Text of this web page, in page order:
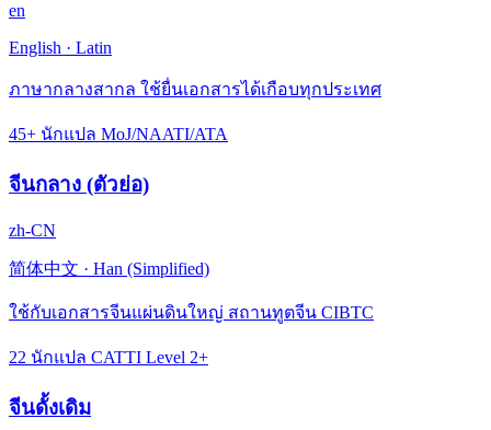
en
English · Latin
ภาษากลางสากล ใช้ยื่นเอกสารได้เกือบทุกประเทศ
45+ นักแปล MoJ/NAATI/ATA
จีนกลาง (ตัวย่อ)
zh-CN
简体中文 · Han (Simplified)
ใช้กับเอกสารจีนแผ่นดินใหญ่ สถานทูตจีน CIBTC
22 นักแปล CATTI Level 2+
จีนดั้งเดิม